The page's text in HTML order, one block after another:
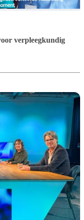
verpleegkundig